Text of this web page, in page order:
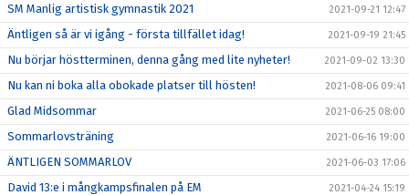
SM Manlig artistisk gymnastik 2021 2021-09-21 12:47
Äntligen så är vi igång - första tillfället idag! 2021-09-19 21:45
Nu börjar höstterminen, denna gång med lite nyheter! 2021-09-02 13:30
Nu kan ni boka alla obokade platser till hösten! 2021-08-06 09:41
Glad Midsommar 2021-06-25 08:00
Sommarlovsträning 2021-06-16 19:00
ÄNTLIGEN SOMMARLOV 2021-06-03 17:06
David 13:e i mångkampsfinalen på EM 2021-04-24 15:19